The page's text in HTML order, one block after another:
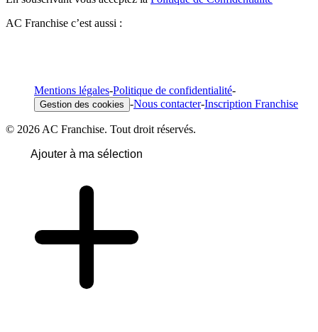
AC Franchise c’est aussi :
Mentions légales-Politique de confidentialité-
Gestion des cookies -Nous contacter-Inscription Franchise
© 2026 AC Franchise. Tout droit réservés.
Ajouter à ma sélection